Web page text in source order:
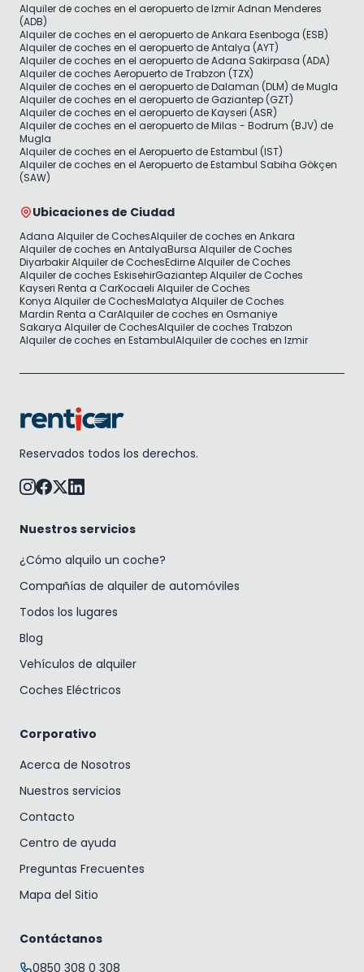
Alquiler de coches en el aeropuerto de Izmir Adnan Menderes
(ADB)
Alquiler de coches en el aeropuerto de Ankara Esenboga (ESB)
Alquiler de coches en el aeropuerto de Antalya (AYT)
Alquiler de coches en el aeropuerto de Adana Sakirpasa (ADA)
Alquiler de coches Aeropuerto de Trabzon (TZX)
Alquiler de coches en el aeropuerto de Dalaman (DLM) de Mugla
Alquiler de coches en el aeropuerto de Gaziantep (GZT)
Alquiler de coches en el aeropuerto de Kayseri (ASR)
Alquiler de coches en el aeropuerto de Milas - Bodrum (BJV) de
Mugla
Alquiler de coches en el Aeropuerto de Estambul (IST)
Alquiler de coches en el Aeropuerto de Estambul Sabiha Gökçen
(SAW)
Ubicaciones de Ciudad
Adana Alquiler de CochesAlquiler de coches en Ankara
Alquiler de coches en AntalyaBursa Alquiler de Coches
Diyarbakir Alquiler de CochesEdirne Alquiler de Coches
Alquiler de coches EskisehirGaziantep Alquiler de Coches
Kayseri Renta a CarKocaeli Alquiler de Coches
Konya Alquiler de CochesMalatya Alquiler de Coches
Mardin Renta a CarAlquiler de coches en Osmaniye
Sakarya Alquiler de CochesAlquiler de coches Trabzon
Alquiler de coches en EstambulAlquiler de coches en Izmir
Reservados todos los derechos.
Nuestros servicios
¿Cómo alquilo un coche?
Compañías de alquiler de automóviles
Todos los lugares
Blog
Vehículos de alquiler
Coches Eléctricos
Corporativo
Acerca de Nosotros
Nuestros servicios
Contacto
Centro de ayuda
Preguntas Frecuentes
Mapa del Sitio
Contáctanos
0850 308 0 308